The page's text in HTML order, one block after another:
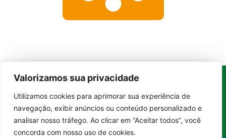
Valorizamos sua privacidade
Utilizamos cookies para aprimorar sua experiência de
navegação, exibir anúncios ou conteúdo personalizado e
analisar nosso tráfego. Ao clicar em “Aceitar todos”, você
concorda com nosso uso de cookies.
OBoa
Notícia
Brasilé um
Categorias
Brasil
Cultura
Institucional
Ultimas
notícias
Whatsapp
Linkedin